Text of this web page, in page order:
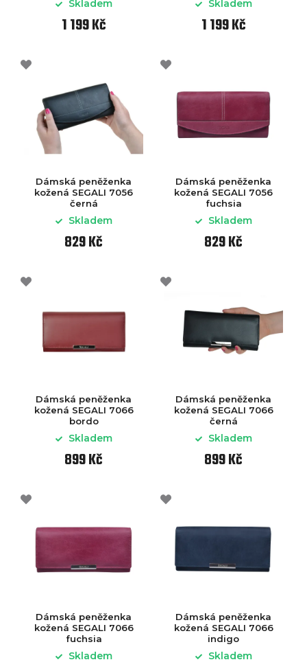
Skladem
1 199 Kč
Skladem
1 199 Kč
Dámská peněženka
kožená SEGALI 7056
černá
Skladem
829 Kč
Dámská peněženka
kožená SEGALI 7056
fuchsia
Skladem
829 Kč
Dámská peněženka
kožená SEGALI 7066
bordo
Skladem
899 Kč
Dámská peněženka
kožená SEGALI 7066
černá
Skladem
899 Kč
Dámská peněženka
kožená SEGALI 7066
fuchsia
Skladem
Dámská peněženka
kožená SEGALI 7066
indigo
Skladem